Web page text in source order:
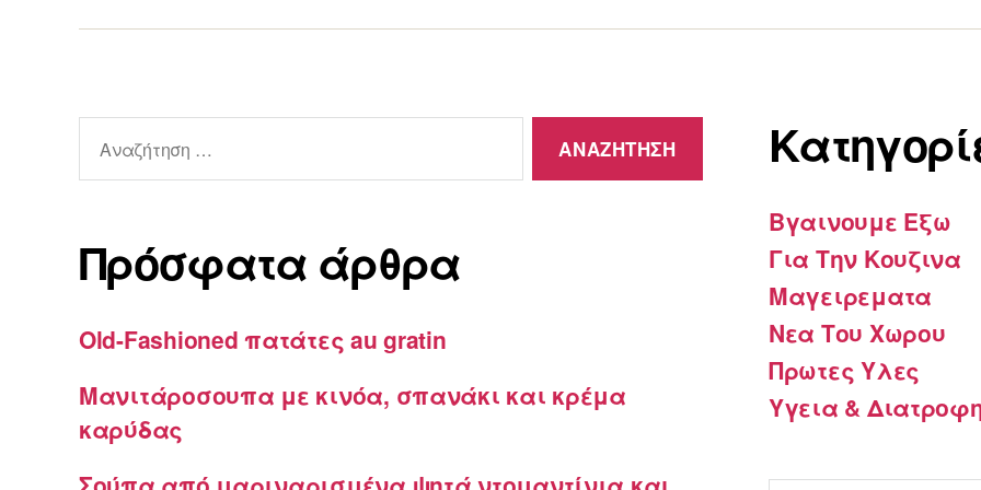
για:
Πρόσφατα άρθρα
Old-Fashioned πατάτες au gratin
Μανιτάροσουπα με κινόα, σπανάκι και κρέμα
καρύδας
Βγαινουμε Εξω
Για Την Κουζινα
Μαγειρεματα
Νεα Του Χωρου
Πρωτες Υλες
Υγεια &